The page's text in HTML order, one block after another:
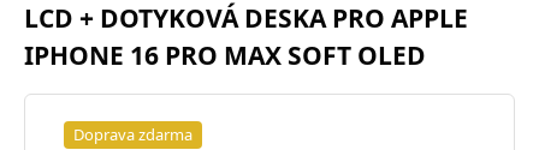
nacházíte:
LCD + DOTYKOVÁ DESKA PRO APPLE
IPHONE 16 PRO MAX SOFT OLED
Doprava zdarma